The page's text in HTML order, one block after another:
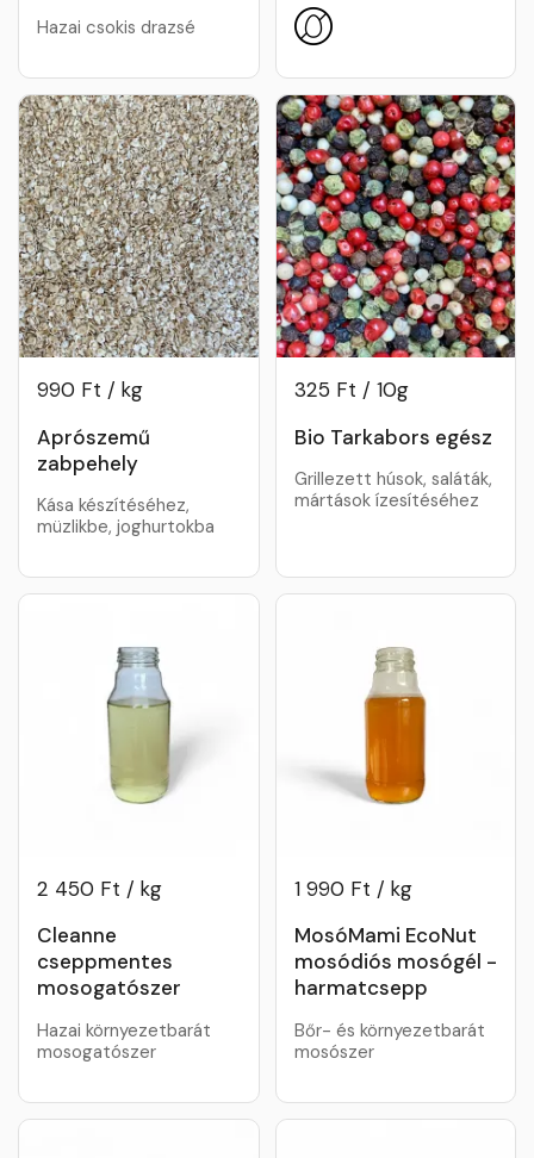
Hazai csokis drazsé
990 Ft / kg
Aprószemű
zabpehely
Kása készítéséhez,
müzlikbe, joghurtokba
325 Ft / 10g
Bio Tarkabors egész
Grillezett húsok, saláták,
mártások ízesítéséhez
2 450 Ft / kg
Cleanne
cseppmentes
mosogatószer
Hazai környezetbarát
mosogatószer
1 990 Ft / kg
MosóMami EcoNut
mosódiós mosógél -
harmatcsepp
Bőr- és környezetbarát
mosószer